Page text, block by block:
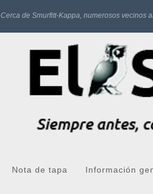
Cerca de Smurfitt-Kappa, numerosos vecinos
Nota de tapa Información